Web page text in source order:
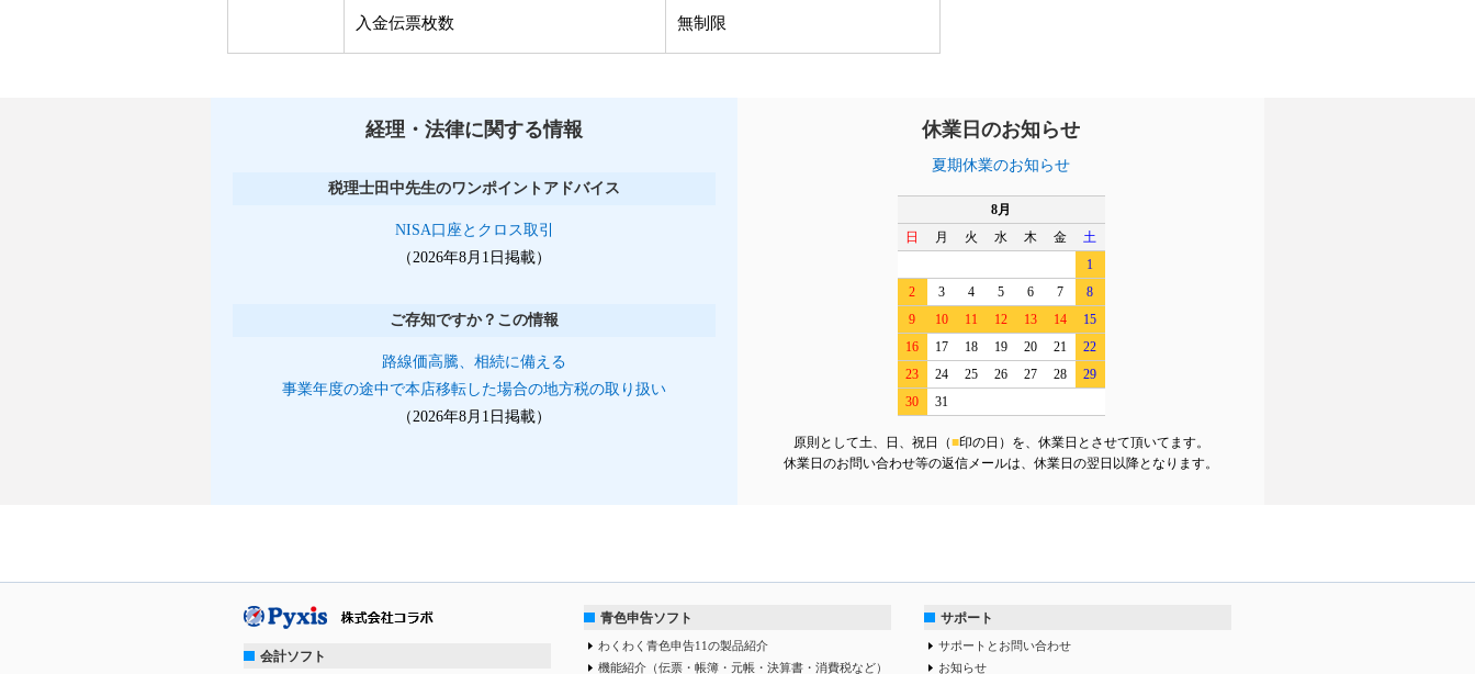
入金伝票枚数 無制限
経理・法律に関する情報
税理士田中先生のワンポイントアドバイス
NISA口座とクロス取引
（2026年8月1日掲載）
ご存知ですか？この情報
路線価高騰、相続に備える
事業年度の途中で本店移転した場合の地方税の取り扱い
（2026年8月1日掲載）
休業日のお知らせ
夏期休業のお知らせ
8月
日
月 火 水 木 金
土
1
2
3 4 5 6 7
8
9
10 11 12 13 14
15
16
17 18 19 20 21
22
23
24 25 26 27 28
29
30
31
原則として土、日、祝日（■印の日）を、休業日とさせて頂いてます。
休業日のお問い合わせ等の返信メールは、休業日の翌日以降となります。
会計ソフト
青色申告ソフト
わくわく青色申告11の製品紹介
機能紹介（伝票・帳簿・元帳・決算書・消費税など）
サポート
サポートとお問い合わせ
お知らせ